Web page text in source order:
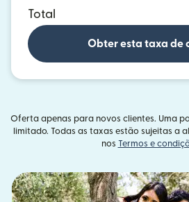
Total
Obter esta taxa de
Oferta apenas para novos clientes. Uma
limitado. Todas as taxas estão sujeitas a
nos Termos e